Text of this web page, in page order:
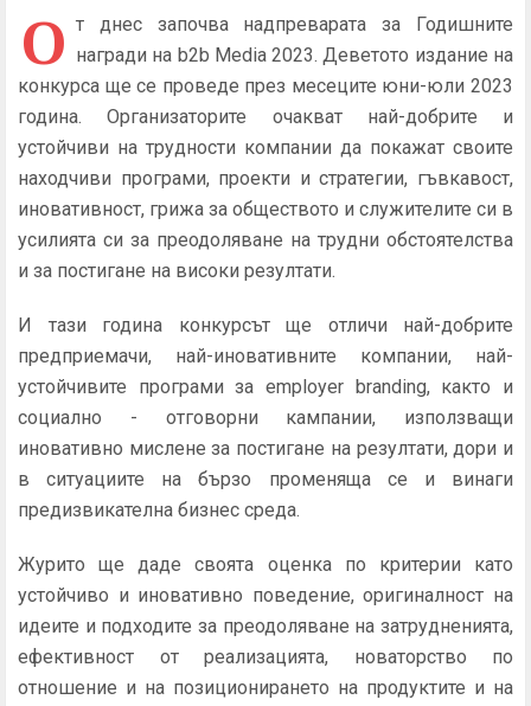
О т днес започва надпреварата за Годишните
награди на b2b Media 2023.Деветото издание на
конкурса ще се проведе през месеците юни-юли 2023
година. Организаторите очакват най-добрите и
устойчиви на трудности компании да покажат своите
находчиви програми, проекти и стратегии, гъвкавост,
иновативност, грижа за обществото и служителите си в
усилията си за преодоляване на трудни обстоятелства
и за постигане на високи резултати.
И тази година конкурсът ще отличи най-добрите
предприемачи, най-иновативните компании, най-
устойчивите програми за employer branding, както и
социално - отговорни кампании, използващи
иновативно мислене за постигане на резултати, дори и
в ситуациите на бързо променяща се и винаги
предизвикателна бизнес среда.
Журито ще даде своята оценка по критерии като
устойчиво и иновативно поведение, оригиналност на
идеите и подходите за преодоляване на затрудненията,
ефективност от реализацията, новаторство по
отношение и на позиционирането на продуктите и на